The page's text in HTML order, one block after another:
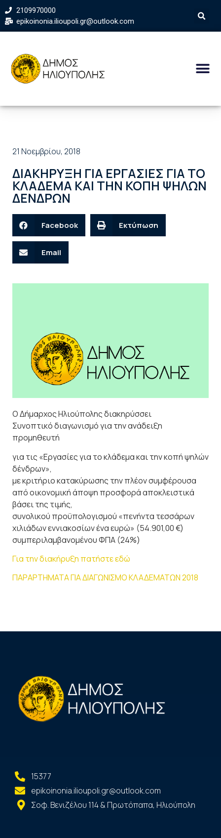
2109970000
epikoinonia.ilioupoli.gr@outlook.com
21 Νοεμβρίου, 2018
ΔΙΑΚΗΡΥΞΗ ΓΙΑ ΕΡΓΑΣΙΕΣ ΓΙΑ ΤΟ
ΚΛΑΔΕΜΑ ΚΑΙ ΤΗΝ ΚΟΠΗ ΨΗΛΩΝ
ΔΕΝΔΡΩΝ
Facebook Εκτύπωση
Email
Ο Δήμαρχος Ηλιούπολης διακηρύσσει
Συνοπτικό διαγωνισμό για την ανάδειξη
προμηθευτή
για τις «Εργασίες για το κλάδεμα και την κοπή ψηλών
δένδρων»,
με κριτήριο κατακύρωσης την πλέον συμφέρουσα
από οικονομική άποψη προσφορά αποκλειστικά
βάσει της τιμής,
συνολικού προϋπολογισμού «πενήντα τεσσάρων
χιλιάδων εννιακοσίων ένα ευρώ» (54.901,00 €)
συμπεριλαμβανομένου ΦΠΑ (24%)
Για την διακήρυξη πατήστε εδώ
ΠΑΡΑΡΤΗΜΑΤΑ ΓΙΑ ΔΙΑΓΩΝΙΣΜΟ ΚΛΑΔΕΜΑΤΩΝ 2018
15377
epikoinonia.ilioupoli.gr@outlook.com
Σοφ. Βενιζέλου 114 & Πρωτόπαπα, Ηλιούπολη